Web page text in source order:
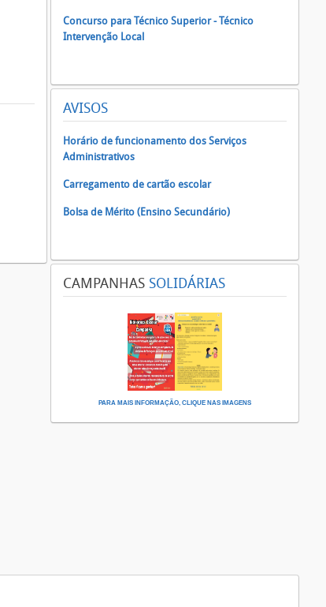
Concurso para Técnico Superior - Técnico
Intervenção Local
AVISOS
Horário de funcionamento dos Serviços
Administrativos
Carregamento de cartão escolar
Bolsa de Mérito (Ensino Secundário)
CAMPANHAS SOLIDÁRIAS
PARA MAIS INFORMAÇÃO, CLIQUE NAS IMAGENS